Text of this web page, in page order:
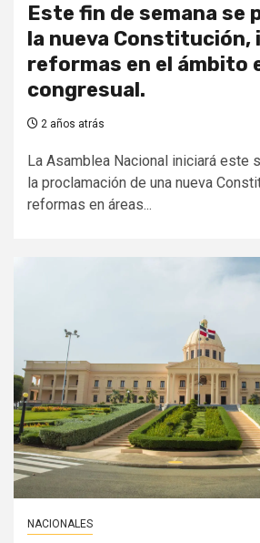
Este fin de semana se
la nueva Constitución,
reformas en el ámbito
congresual.
2 años atrás
La Asamblea Nacional iniciará este
la proclamación de una nueva
reformas en áreas...
NACIONALES